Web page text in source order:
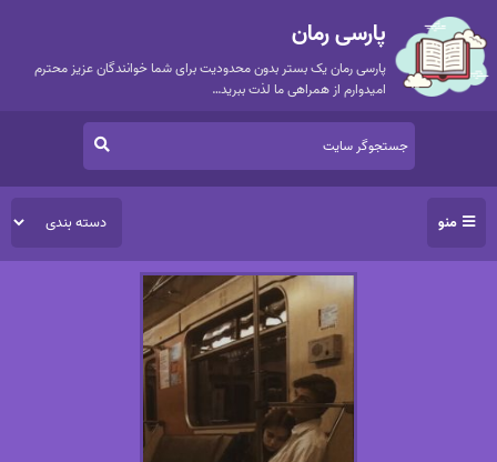
پارسی رمان
پارسی رمان یک بستر بدون محدودیت برای شما خوانندگان عزیز محترم
امیدوارم از همراهی ما لذت ببرید…
منو